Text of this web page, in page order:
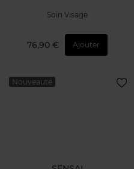
Soin Visage
76,90 € Ajouter
Nouveauté